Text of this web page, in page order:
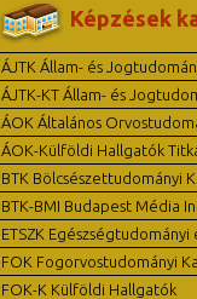
Képzések
ÁJTK Állam- és
ÁJTK-KT Állam- és
ÁOK Általános
ÁOK-Külföldi Hallgatók
BTK Bölcsészettudományi
BTK-BMI Budapest Média
ETSZK Egészségtudományi
FOK Fogorvostudományi
FOK-K Külföldi Hallgatók